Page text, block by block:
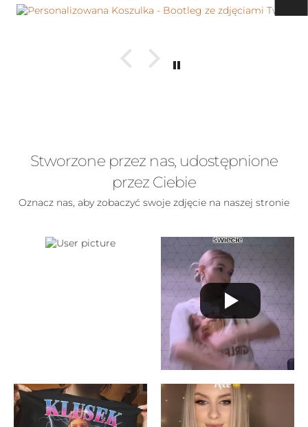
Stworzone przez nas, udostępnione
przez Ciebie
Oznacz nas, aby zobaczyć swoje zdjęcie na naszej stronie